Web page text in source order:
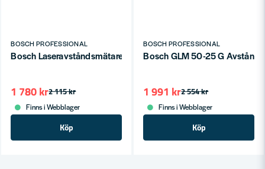
BOSCH PROFESSIONAL
Bosch Laseravståndsmätare GLM 50-22
2 115 kr
1 780 kr
Finns i Webblager
Köp
BOSCH PROFESSIONAL
Bosch GLM 50-25 G
2 554 kr
1 991 kr
Finns i Webblager
Köp